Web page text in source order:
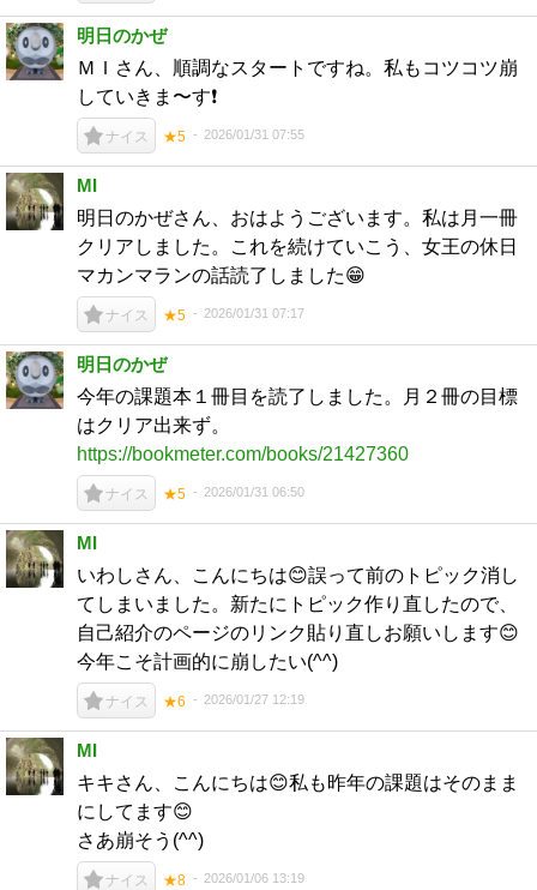
明日のかぜ
ＭＩさん、順調なスタートですね。私もコツコツ崩
していきま〜す❗
ナイス ★5 2026/01/31 07:55
MI
明日のかぜさん、おはようございます。私は月一冊
クリアしました。これを続けていこう、女王の休日
マカンマランの話読了しました😁
ナイス ★5 2026/01/31 07:17
明日のかぜ
今年の課題本１冊目を読了しました。月２冊の目標
はクリア出来ず。
https://bookmeter.com/books/21427360
ナイス ★5 2026/01/31 06:50
MI
いわしさん、こんにちは😊誤って前のトピック消し
てしまいました。新たにトピック作り直したので、
自己紹介のページのリンク貼り直しお願いします😊
今年こそ計画的に崩したい(^^)
ナイス ★6 2026/01/27 12:19
MI
キキさん、こんにちは😊私も昨年の課題はそのまま
にしてます😊
さあ崩そう(^^)
ナイス ★8 2026/01/06 13:19